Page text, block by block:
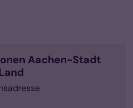
Aachen-Stadt